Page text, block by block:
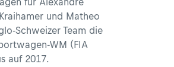
und Matheo
Schweizer Team die
WM (FIA
auf 2017.